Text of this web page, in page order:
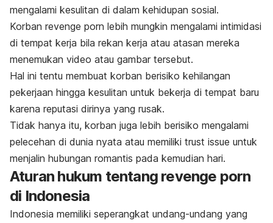
mengalami kesulitan di dalam kehidupan sosial.
Korban revenge porn lebih mungkin mengalami intimidasi
di tempat kerja bila rekan kerja atau atasan mereka
menemukan video atau gambar tersebut.
Hal ini tentu membuat korban berisiko kehilangan
pekerjaan hingga kesulitan untuk bekerja di tempat baru
karena reputasi dirinya yang rusak.
Tidak hanya itu, korban juga lebih berisiko mengalami
pelecehan di dunia nyata atau memiliki trust issue untuk
menjalin hubungan romantis pada kemudian hari.
Aturan hukum tentang revenge porn
di Indonesia
Indonesia memiliki seperangkat undang-undang yang